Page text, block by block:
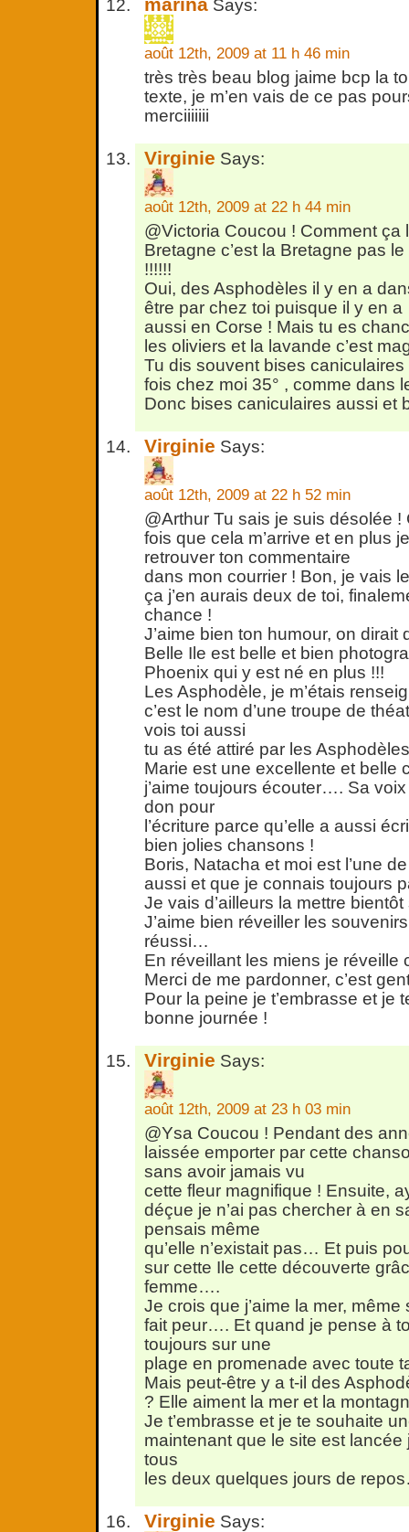
Says:
août 12th, 2009 at 11 h 46 min
très très beau blog jaime bcp la
texte, je m’en vais de ce pas
merciiiiiii
Virginie Says:
août 12th, 2009 at 22 h 44 min
@Victoria Coucou ! Comment ça
Bretagne c’est la Bretagne pas
!!!!!!
Oui, des Asphodèles il y en a
être par chez toi puisque il y en a
aussi en Corse ! Mais tu es
les oliviers et la lavande c’est
Tu dis souvent bises
fois chez moi 35° , comme dans
Donc bises caniculaires aussi et
Virginie Says:
août 12th, 2009 at 22 h 52 min
@Arthur Tu sais je suis désolée !
fois que cela m’arrive et en plus
retrouver ton commentaire
dans mon courrier ! Bon, je vais
ça j’en aurais deux de toi,
chance !
J’aime bien ton humour, on dirait
Belle Ile est belle et bien
Phoenix qui y est né en plus !!!
Les Asphodèle, je m’étais
c’est le nom d’une troupe de
vois toi aussi
tu as été attiré par les
Marie est une excellente et belle
j’aime toujours écouter…. Sa
don pour
l’écriture parce qu’elle a aussi
bien jolies chansons !
Boris, Natacha et moi est l’une
aussi et que je connais toujours
Je vais d’ailleurs la mettre
J’aime bien réveiller les
réussi…
En réveillant les miens je réveille
Merci de me pardonner, c’est
Pour la peine je t’embrasse et je
bonne journée !
Virginie Says:
août 12th, 2009 at 23 h 03 min
@Ysa Coucou ! Pendant des
laissée emporter par cette
sans avoir jamais vu
cette fleur magnifique ! Ensuite,
déçue je n’ai pas chercher à en
pensais même
qu’elle n’existait pas… Et puis
sur cette Ile cette découverte
femme….
Je crois que j’aime la mer,
fait peur…. Et quand je pense à
toujours sur une
plage en promenade avec toute
Mais peut-être y a t-il des
? Elle aiment la mer et la
Je t’embrasse et je te souhaite
maintenant que le site est
tous
les deux quelques jours de
Virginie Says: